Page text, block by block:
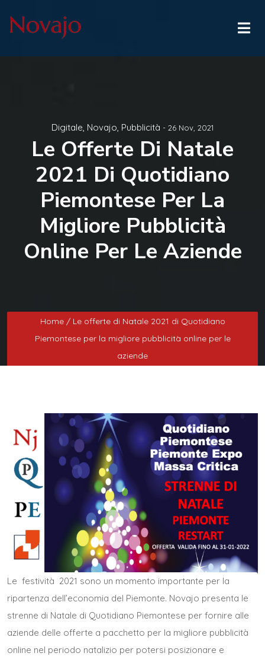
Digitale, Novajo, Pubblicità - 26 Nov, 2021
Le Offerte Di Natale
2021 Di Quotidiano
Piemontese Per La
Migliore Pubblicità
Online Per Le Aziende
Home / Le offerte di Natale 2021 di Quotidiano
Piemontese per la migliore pubblicità online per le
aziende
Le festività 2021 sono un momento importante per la
ripartenza dell’economia del Piemonte. Novajo presenta le
strenne di Natale di Quotidiano Piemontese per fornire alle
aziende delle offerte a pacchetto per la migliore pubblicità
online nel periodo natalizio per potersi posizionare e